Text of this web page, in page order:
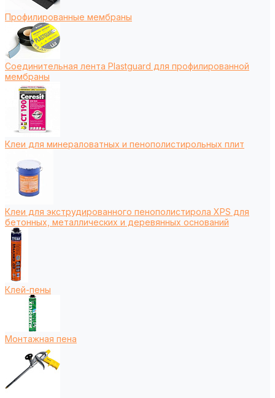
Профилированные мембраны
Соединительная лента Plastguard для профилированной
мембраны
Клеи для минераловатных и пенополистирольных плит
Клеи для экструдированного пенополистирола XPS для
бетонных, металлических и деревянных оснований
Клей-пены
Монтажная пена